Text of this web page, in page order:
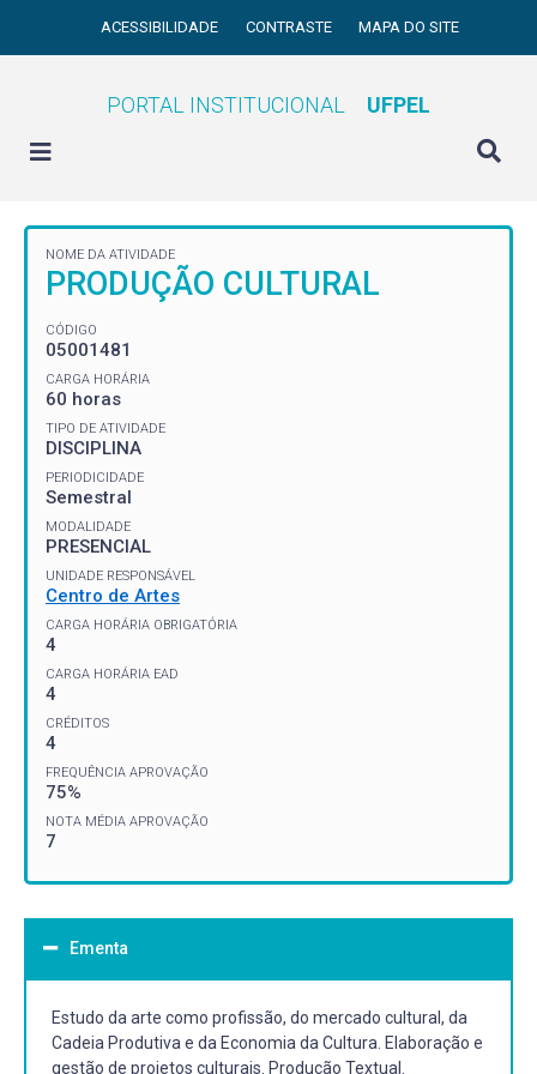
ACESSIBILIDADE CONTRASTE MAPA DO SITE
PORTAL INSTITUCIONAL UFPEL
NOME DA ATIVIDADE
PRODUÇÃO CULTURAL
CÓDIGO
05001481
CARGA HORÁRIA
60 horas
TIPO DE ATIVIDADE
DISCIPLINA
PERIODICIDADE
Semestral
MODALIDADE
PRESENCIAL
UNIDADE RESPONSÁVEL
Centro de Artes
CARGA HORÁRIA OBRIGATÓRIA
4
CARGA HORÁRIA EAD
4
CRÉDITOS
4
FREQUÊNCIA APROVAÇÃO
75%
NOTA MÉDIA APROVAÇÃO
7
Ementa
Estudo da arte como profissão, do mercado cultural, da
Cadeia Produtiva e da Economia da Cultura. Elaboração e
gestão de projetos culturais. Produção Textual.